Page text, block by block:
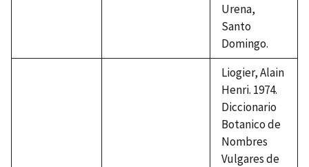
Urena,
Santo
Domingo.
Liogier, Alain
Henri. 1974.
Diccionario
Botanico de
Nombres
Vulgares de